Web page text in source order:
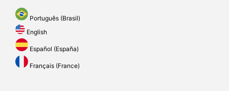
Português (Brasil)
English
Español (España)
Français (France)